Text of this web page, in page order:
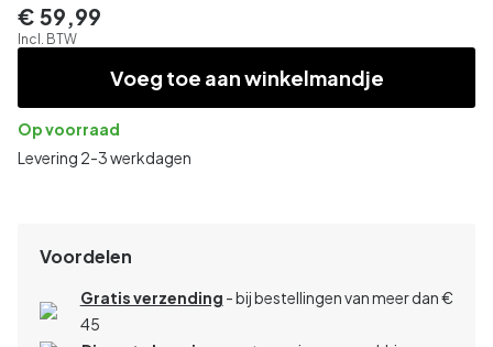
€ 59,99
Incl. BTW
Voeg toe aan winkelmandje
Op voorraad
Levering 2-3 werkdagen
Voordelen
Gratis verzending - bij bestellingen van meer dan €
45